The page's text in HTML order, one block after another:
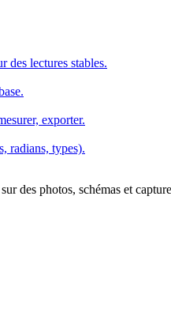
des lectures stables.
exporter.
radians, types).
des photos, schémas et